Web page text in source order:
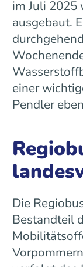
im Juli 2025
ausgebaut.
einer
Pendler
Die
Bestandteil